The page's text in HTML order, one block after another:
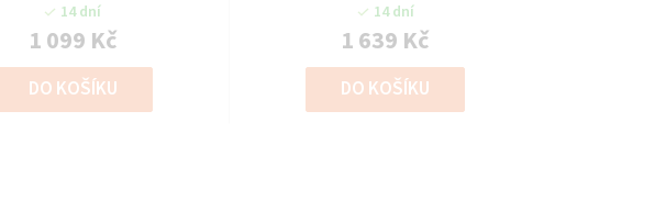
14 dní
1 099 Kč
DO KOŠÍKU
14 dní
1 639 Kč
DO KOŠÍKU